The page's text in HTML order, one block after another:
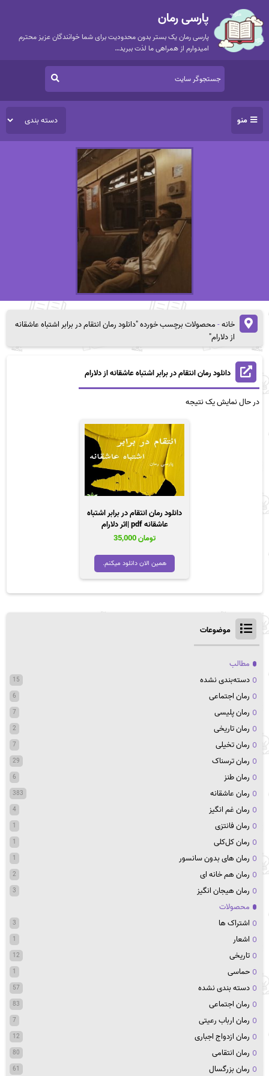
پارسی رمان
پارسی رمان یک بستر بدون محدودیت برای شما خوانندگان عزیز محترم
امیدوارم از همراهی ما لذت ببرید…
منو
خانه-محصولات برچسب خورده "دانلود رمان انتقام در برابر اشتباه عاشقانه
از دلارام"
دانلود رمان انتقام در برابر اشتباه عاشقانه از دلارام
در حال نمایش یک نتیجه
دانلود رمان انتقام در برابر اشتباه
عاشقانه pdf |اثر دلارام
تومان
همین الان دانلود میکنم.
موضوعات
مطالب
دسته‌بندی نشده
15
رمان اجتماعی 6
رمان پلیسی 7
رمان تاریخی 2
رمان تخیلی 7
رمان ترسناک 29
رمان طنز 6
رمان عاشقانه 383
رمان غم انگیز 4
رمان فانتزی 1
رمان کل‌کلی 1
رمان های بدون سانسور 1
رمان هم خانه ای 2
رمان هیجان انگیز 3
محصولات
اشتراک ها
3
اشعار 1
تاریخی 12
حماسی 1
دسته بندی نشده 57
رمان اجتماعی 83
رمان ارباب رعیتی 7
رمان ازدواج اجباری 12
رمان انتقامی 80
رمان بزرگسال 61